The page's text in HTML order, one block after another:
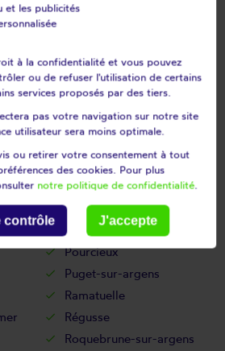
Le thoronet
Les mayons
Lorgues
Méounes-lès-montrieux
Mons
Nans-les-pins
Ollières
Pierrefeu-du-var
Plan-d'aups-sainte-baume
Pourcieux
Puget-sur-argens
Ramatuelle
Régusse
Roquebrune-sur-argens
et les publicités
à la confidentialité et vous pouvez
ou de refuser l'utilisation de certains
services proposés par des tiers.
pas votre navigation sur notre site
utilisateur sera moins optimale.
ou retirer votre consentement à tout
des cookies. Pour plus
notre politique de confidentialité.
contrôle J'accepte